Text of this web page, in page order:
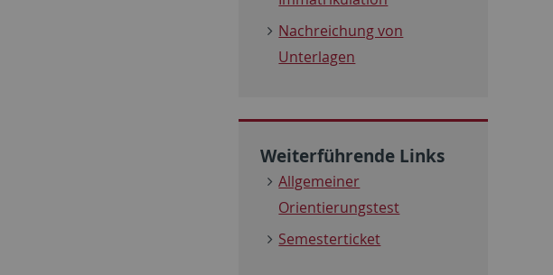
Nachreichung von
Unterlagen
Weiterführende Links
Allgemeiner
Orientierungstest
Semesterticket